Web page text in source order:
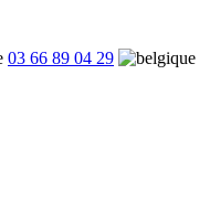
03 66 89 04 29